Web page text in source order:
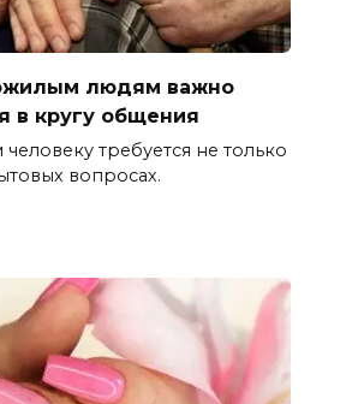
людям важно
в кругу общения
требуется не только
вопросах.